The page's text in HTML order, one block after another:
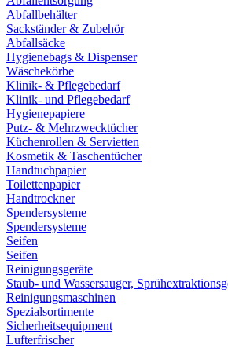
Abfallbehälter
Sackständer & Zubehör
Abfallsäcke
Hygienebags & Dispenser
Wäschekörbe
Klinik- & Pflegebedarf
Klinik- und Pflegebedarf
Hygienepapiere
Putz- & Mehrzwecktücher
Küchenrollen & Servietten
Kosmetik & Taschentücher
Handtuchpapier
Toilettenpapier
Handtrockner
Spendersysteme
Spendersysteme
Seifen
Seifen
Reinigungsgeräte
Staub- und Wassersauger,
Reinigungsmaschinen
Spezialsortimente
Sicherheitsequipment
Lufterfrischer